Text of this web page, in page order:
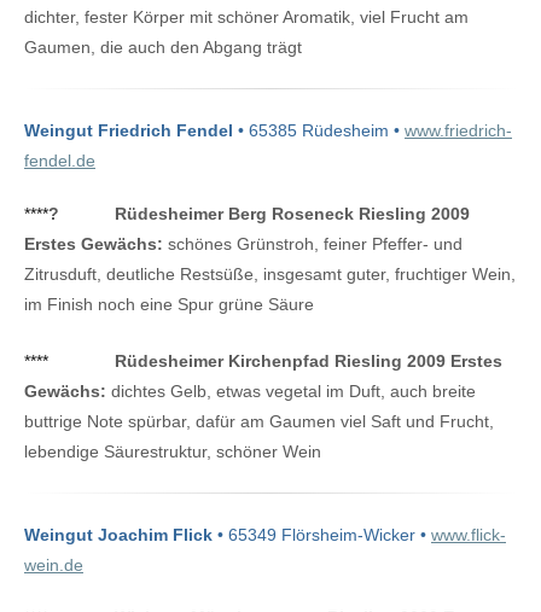
dichter, fester Körper mit schöner Aromatik, viel Frucht am
Gaumen, die auch den Abgang trägt
Weingut Friedrich Fendel • 65385 Rüdesheim • www.friedrich-
fendel.de
****?
Rüdesheimer Berg Roseneck Riesling 2009
Erstes Gewächs: schönes Grünstroh, feiner Pfeffer- und
Zitrusduft, deutliche Restsüße, insgesamt guter, fruchtiger Wein,
im Finish noch eine Spur grüne Säure
****
Rüdesheimer Kirchenpfad Riesling 2009 Erstes
Gewächs: dichtes Gelb, etwas vegetal im Duft, auch breite
buttrige Note spürbar, dafür am Gaumen viel Saft und Frucht,
lebendige Säurestruktur, schöner Wein
Weingut Joachim Flick • 65349 Flörsheim-Wicker • www.flick-
wein.de